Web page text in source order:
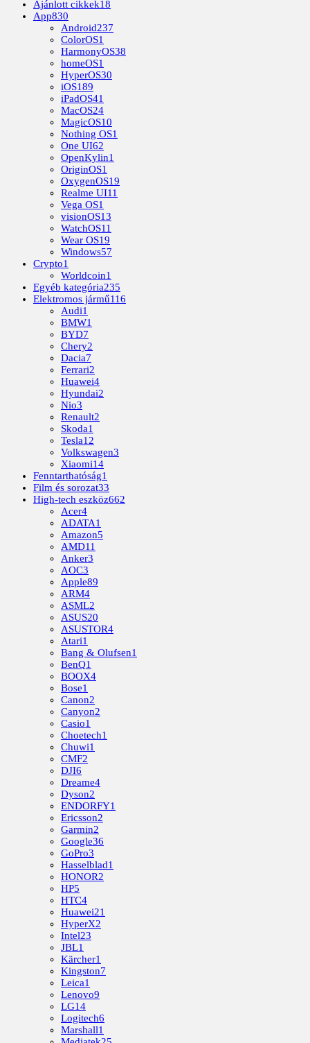
Ajánlott cikkek18
App830
Android237
ColorOS1
HarmonyOS38
homeOS1
HyperOS30
iOS189
iPadOS41
MacOS24
MagicOS10
Nothing OS1
One UI62
OpenKylin1
OriginOS1
OxygenOS19
Realme UI11
Vega OS1
visionOS13
WatchOS11
Wear OS19
Windows57
Crypto1
Worldcoin1
Egyéb kategória235
Elektromos jármű116
Audi1
BMW1
BYD7
Chery2
Dacia7
Ferrari2
Huawei4
Hyundai2
Nio3
Renault2
Skoda1
Tesla12
Volkswagen3
Xiaomi14
Fenntarthatóság1
Film és sorozat33
High-tech eszköz662
Acer4
ADATA1
Amazon5
AMD11
Anker3
AOC3
Apple89
ARM4
ASML2
ASUS20
ASUSTOR4
Atari1
Bang & Olufsen1
BenQ1
BOOX4
Bose1
Canon2
Canyon2
Casio1
Choetech1
Chuwi1
CMF2
DJI6
Dreame4
Dyson2
ENDORFY1
Ericsson2
Garmin2
Google36
GoPro3
Hasselblad1
HONOR2
HP5
HTC4
Huawei21
HyperX2
Intel23
JBL1
Kärcher1
Kingston7
Leica1
Lenovo9
LG14
Logitech6
Marshall1